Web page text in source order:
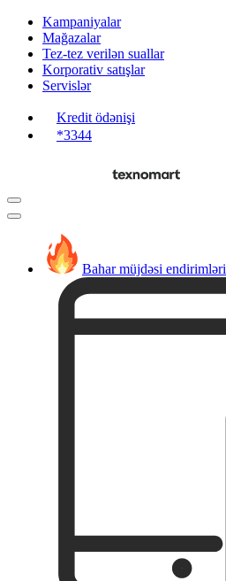
Kampaniyalar
Mağazalar
Tez-tez verilən suallar
Korporativ satışlar
Servislər
Kredit ödənişi
*3344
Bahar müjdəsi endirimləri